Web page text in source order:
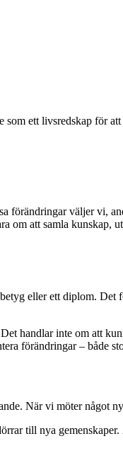
ett livsredskap för
väljer vi,
om att samla kunskap,
eller ett diplom.
handlar inte om att
förändringar – både
När vi möter något
till nya